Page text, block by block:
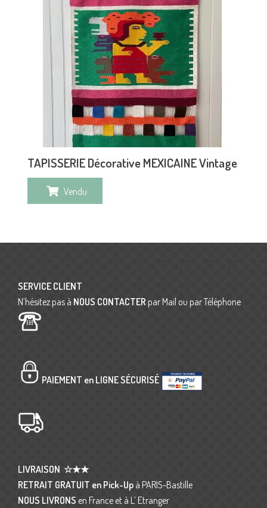
TAPISSERIE Décorative MEXICAINE Vintage
Vendu
SERVICE CLIENT
N’hésitez pas à NOUS CONTACTER par Mail ou par Téléphone
PAIEMENT en LIGNE SÉCURISÉ
LIVRAISON ☆★★
RETRAIT GRATUIT en Pick-Up à PARIS-Bastille
NOUS LIVRONS en France et à L’ Etranger